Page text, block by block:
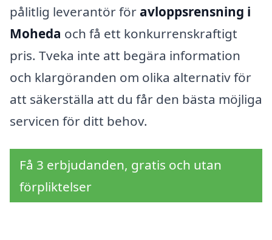
pålitlig leverantör för avloppsrensning i
Moheda och få ett konkurrenskraftigt
pris. Tveka inte att begära information
och klargöranden om olika alternativ för
att säkerställa att du får den bästa möjliga
servicen för ditt behov.
Få 3 erbjudanden, gratis och utan
förpliktelser